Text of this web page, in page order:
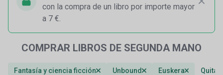
con la compra de un libro por importe mayor
a 7 €.
COMPRAR LIBROS DE SEGUNDA MANO
Fantasía y ciencia ficción Unbound Euskera